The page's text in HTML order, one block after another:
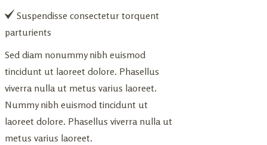
Suspendisse consectetur torquent
parturients
Sed diam nonummy nibh euismod
tincidunt ut laoreet dolore. Phasellus
viverra nulla ut metus varius laoreet.
Nummy nibh euismod tincidunt ut
laoreet dolore. Phasellus viverra nulla ut
metus varius laoreet.